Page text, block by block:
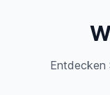
Entdecken